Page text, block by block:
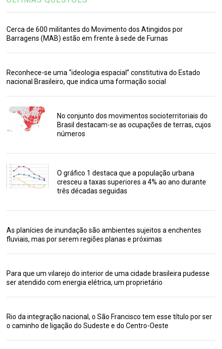
Cerca de 600 militantes do Movimento dos Atingidos por
Barragens (MAB) estão em frente à sede de Furnas
Reconhece-se uma “ideologia espacial” constitutiva do Estado
nacional Brasileiro, que indica uma formação social
No conjunto dos movimentos socioterritoriais do
Brasil destacam-se as ocupações de terras, cujos
números
O gráfico 1 destaca que a população urbana
cresceu a taxas superiores a 4% ao ano durante
três décadas seguidas
As planícies de inundação são ambientes sujeitos a enchentes
fluviais, mas por serem regiões planas e próximas
Para que um vilarejo do interior de uma cidade brasileira pudesse
ser atendido com energia elétrica, um proprietário
Rio da integração nacional, o São Francisco tem esse título por ser
o caminho de ligação do Sudeste e do Centro-Oeste